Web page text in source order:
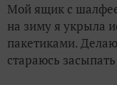
Мой ящик с
на зиму я укрыла
пакетиками.
стараюсь